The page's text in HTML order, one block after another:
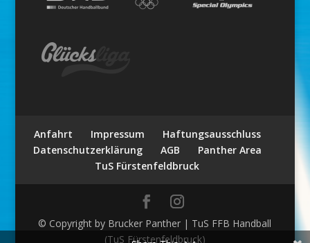
Anfahrt Impressum
Haftungsausschluss
Datenschutzerklärung
AGB
Panther Area
TuS Fürstenfeldbruck
© Copyright by Brucker Panther | TuS FFB Handball
(TuS Fürstenfeldbruck)